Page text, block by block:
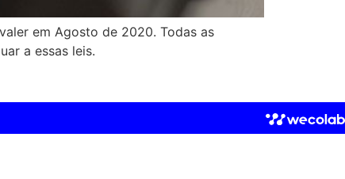
em Agosto de 2020. Todas as
a essas leis.